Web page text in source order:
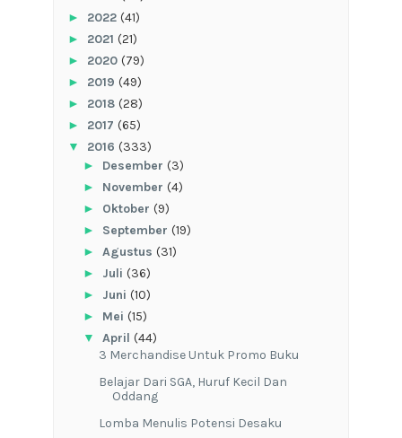
► 2022 (41)
► 2021 (21)
► 2020 (79)
► 2019 (49)
► 2018 (28)
► 2017 (65)
▼ 2016 (333)
► Desember (3)
► November (4)
► Oktober (9)
► September (19)
► Agustus (31)
► Juli (36)
► Juni (10)
► Mei (15)
▼ April (44)
3 Merchandise Untuk Promo Buku
Belajar Dari SGA, Huruf Kecil Dan
Oddang
Lomba Menulis Potensi Desaku